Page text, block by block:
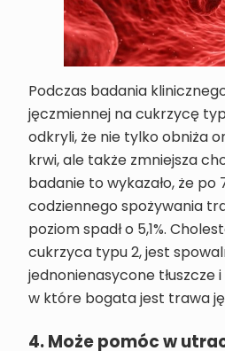
Podczas badania
jęczmiennej na cukrzycę
odkryli, że nie tylko obniża
krwi, ale także zmniejsza
badanie to wykazało, że po
codziennego spożywania
poziom spadł o 5,1%.
cukrzyca typu 2, jest
jednonienasycone tłuszcze
w które bogata jest trawa
4. Może pomóc w